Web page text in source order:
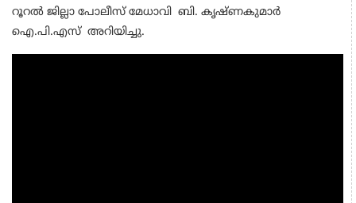
റൂറൽ ജില്ലാ പോലീസ് മേധാവി ബി. കൃഷ്ണകുമാർ
ഐ.പി.എസ് അറിയിച്ചു.